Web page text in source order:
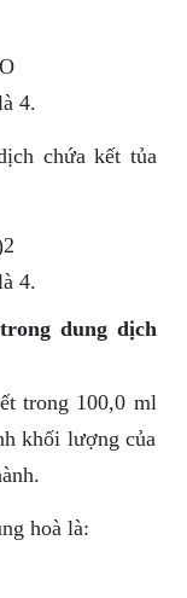
4.
chứa kết tủa
4.
dung dịch
trong 100,0 ml
khối lượng của
hoà là: